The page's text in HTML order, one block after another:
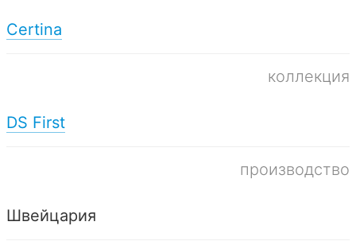
Certina
коллекция
DS First
производство
Швейцария